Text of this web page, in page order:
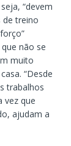
“devem
de treino
não se
muito
“Desde
trabalhos
vez que
ajudam a